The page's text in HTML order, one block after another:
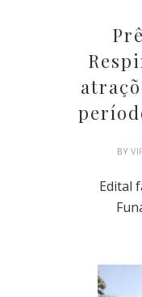
BY
Edital